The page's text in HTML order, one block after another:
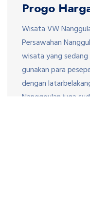
Progo
Wisata VW
Persawahan
wisata yang sedang
gunakan para
dengan
Nangggulan juga